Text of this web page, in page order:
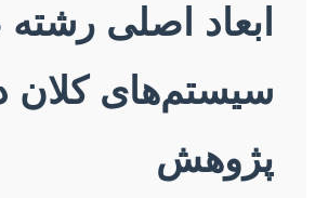
ابعاد اصلی رشته
سیستم‌های کلان
پژوهش